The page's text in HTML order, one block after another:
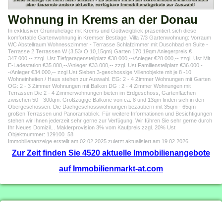
Wohnung in Krems an der Donau
In exklusiver Grünruhelage mit Krems und Göttweigblick präsentiert sich diese
komfortable Gartenwohnung in Kremser Bestlage. Villa 7/3 Gartenwohnung: Vorraum
WC Abstellraum Wohnesszimmer - Terrasse Schlafzimmer mit Duschbad en Suite -
Terrasse 2 Terrassen W (3,53/ O 10,15qm) Garten 170,19qm Anlegerpreis €
347.000,-- zzgl. Ust Tiefgaragenstellplatz €30.000,--/Anleger €28.000,-- zzgl. Ust Mit
E-Ladestation €35.000,--/Anleger €33.000,-- zzgl. Ust Familienstellplatz €36.000,-
-/Anleger €34.000,-- zzgl.Ust Sieben 3-geschossige Villenobjekte mit je 8 -10
Wohneinheiten / Haus stehen zur Auswahl. EG: 2 - 4 Zimmer Wohnungen mit Garten
OG: 2 - 3 Zimmer Wohnungen mit Balkon DG : 2 - 4 Zimmer Wohnungen mit
Terrassen Die 2 - 4 Zimmerwohnungen bieten im Erdgeschoss, Gartenflächen
zwischen 50 - 300qm. Großzügige Balkone von ca. 8 und 13qm finden sich in den
Obergeschossen. Die Dachgeschosswohnungen bezaubern mit 35qm - 65qm
großen Terrassen und Panoramablick. Für weitere Informationen und Besichtigungen
stehen wir Ihnen jederzeit sehr gerne zur Verfügung. Wir führen Sie sehr gerne durch
Ihr Neues Domizil... Maklerprovision 3% vom Kaufpreis zzgl. 20% Ust
Objektnummer: 129100_58
Immobilienanzeige erstellt am 02.02.2025 zuletzt aktualisiert am 19.02.2026.
Zur Zeit finden Sie 4520 aktuelle Immobilienangebote
auf Immobilienmarkt-at.com